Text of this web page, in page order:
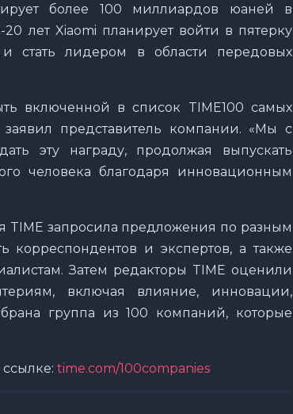
более 100 миллиардов юаней в
лет Xiaomi планирует войти в пятерку
стать лидером в области передовых
включенной в список TIME100 самых
представитель компании. «Мы с
эту награду, продолжая выпускать
человека благодаря инновационным
TIME запросила предложения по разным
корреспондентов и экспертов, а также
Затем редакторы TIME оценили
включая влияние, инновации,
группа из 100 компаний, которые
time.com/100companies